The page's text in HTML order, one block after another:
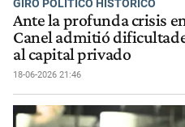
GIRO POLÍTICO HISTÓRICO
Ante la profunda crisis
Canel admitió
al capital privado
18-06-2026 21:46